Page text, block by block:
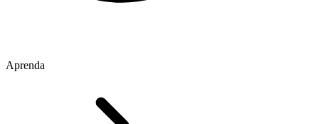
Aprenda